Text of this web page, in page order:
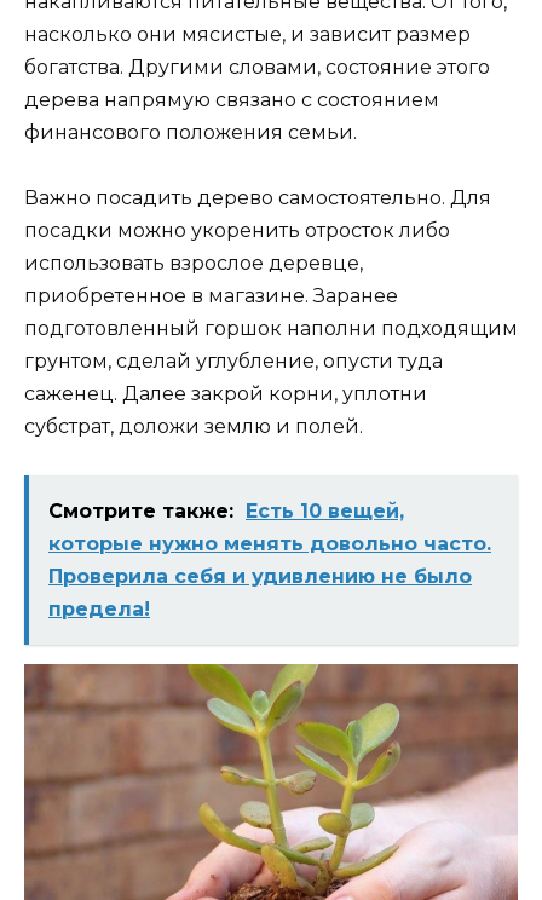
насколько они мясистые, и зависит размер
богатства. Другими словами, состояние этого
дерева напрямую связано с состоянием
финансового положения семьи.
Важно посадить дерево самостоятельно. Для
посадки можно укоренить отросток либо
использовать взрослое деревце,
приобретенное в магазине. Заранее
подготовленный горшок наполни подходящим
грунтом, сделай углубление, опусти туда
саженец. Далее закрой корни, уплотни
субстрат, доложи землю и полей.
Смотрите также:
Есть 10 вещей,
которые нужно менять довольно часто.
Проверила себя и удивлению не было
предела!